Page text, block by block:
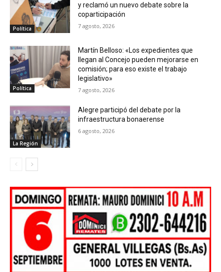
Política
y reclamó un nuevo debate sobre la
coparticipación
7 agosto, 2026
Política
Martín Belloso: «Los expedientes que
llegan al Concejo pueden mejorarse en
comisión; para eso existe el trabajo
legislativo»
7 agosto, 2026
La Región
Alegre participó del debate por la
infraestructura bonaerense
6 agosto, 2026